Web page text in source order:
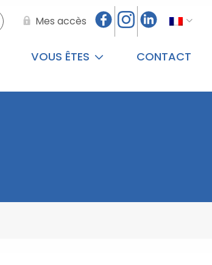
Mes accès
VOUS ÊTES CONTACT